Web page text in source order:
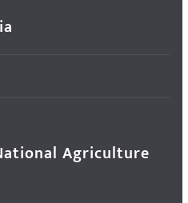
(National Agriculture